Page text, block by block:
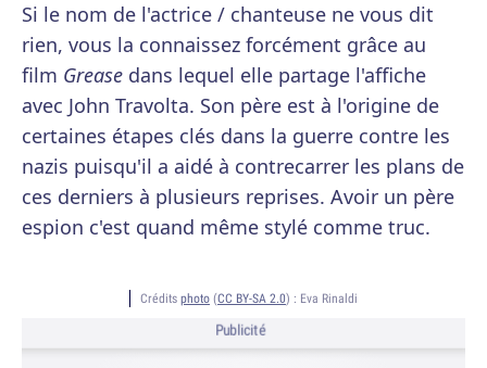
Si le nom de l'actrice / chanteuse ne vous dit
rien, vous la connaissez forcément grâce au
film Grease dans lequel elle partage l'affiche
avec John Travolta. Son père est à l'origine de
certaines étapes clés dans la guerre contre les
nazis puisqu'il a aidé à contrecarrer les plans de
ces derniers à plusieurs reprises. Avoir un père
espion c'est quand même stylé comme truc.
Crédits photo (CC BY-SA 2.0) : Eva Rinaldi
Publicité